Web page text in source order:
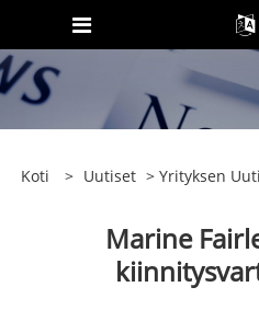
Koti > Uutiset > Yrityksen
Marine